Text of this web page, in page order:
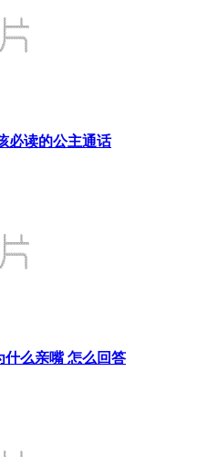
必读的公主通话
什么亲嘴 怎么回答